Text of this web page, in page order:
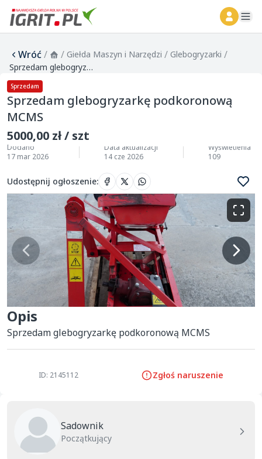
Wróć/ / Giełda Maszyn i Narzędzi / Glebogryzarki /
Sprzedam glebogryzarkę podkoronową MCMS
Sprzedam
Sprzedam glebogryzarkę podkoronową
MCMS
5000,00 zł / szt
Dodano
17 mar 2026
Data aktualizacji
14 cze 2026
Wyświetlenia
109
Udostępnij ogłoszenie:
Opis
Sprzedam glebogryzarkę podkoronową MCMS
ID: 2145112 Zgłoś naruszenie
Sadownik
Początkujący